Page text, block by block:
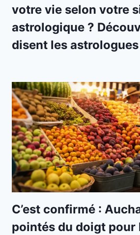
votre vie selon votre
astrologique ?
disent les astrologues
C’est confirmé :
pointés du doigt